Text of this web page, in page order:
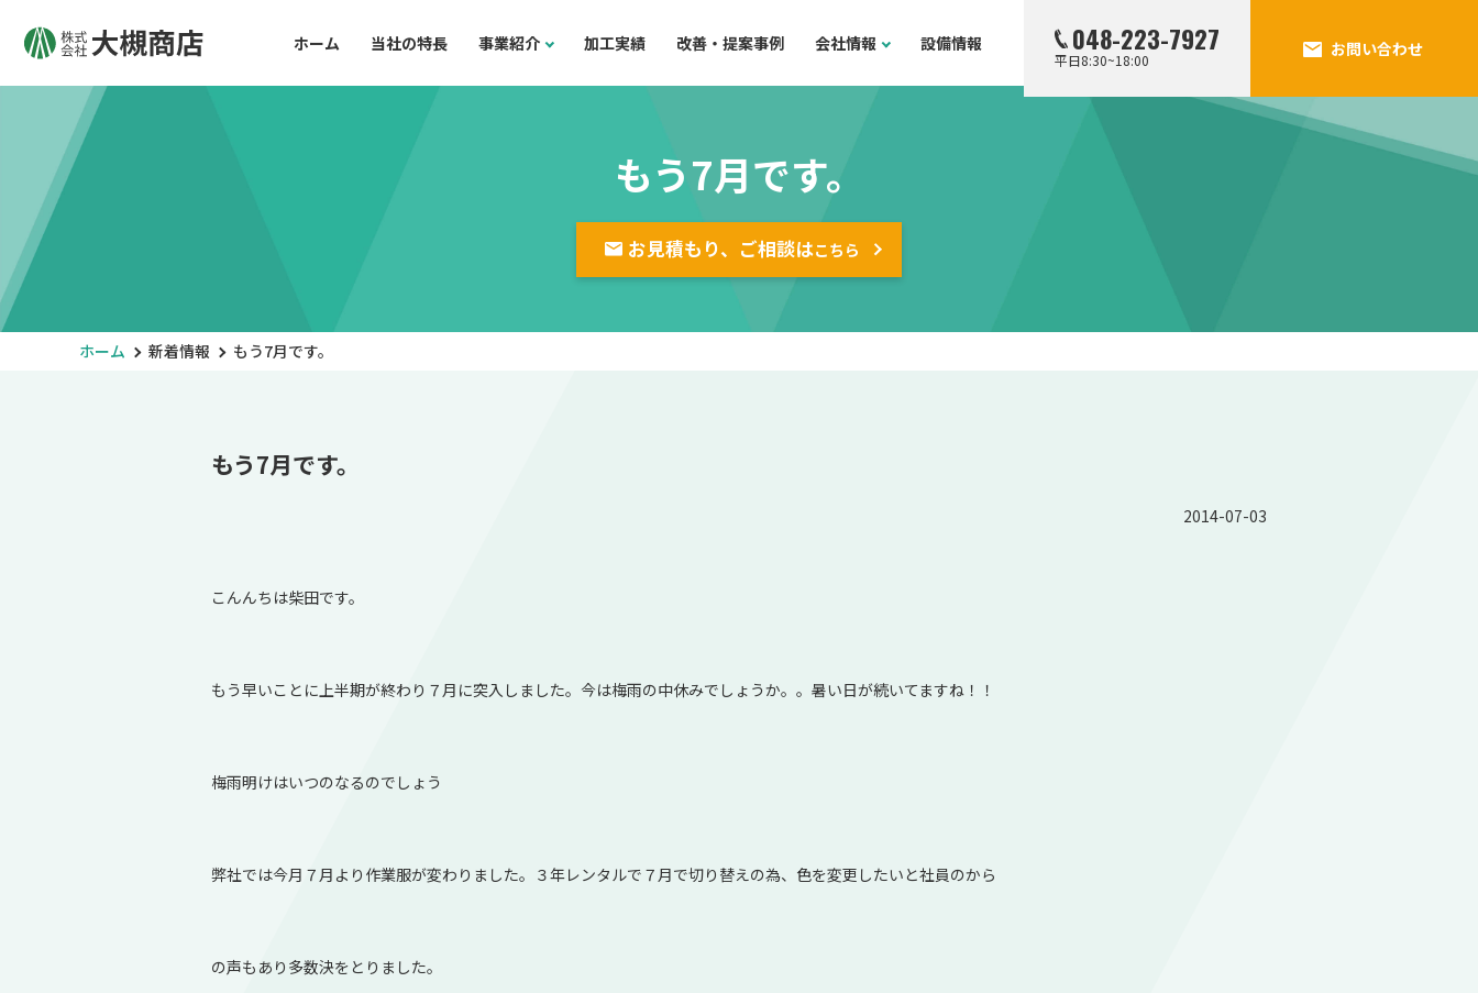
ホーム 当社の特長 事業紹介 加工実績 改善・提案事例 会社情報 設備情報 048-223-7927
平日8:30~18:00
お問い合わせ
もう7月です。
お見積もり、ご相談はこちら
ホーム 新着情報 もう7月です。
もう7月です。
2014-07-03
こんんちは柴田です。
もう早いことに上半期が終わり７月に突入しました。今は梅雨の中休みでしょうか。。暑い日が続いてますね！！
梅雨明けはいつのなるのでしょう
弊社では今月７月より作業服が変わりました。３年レンタルで７月で切り替えの為、色を変更したいと社員のから
の声もあり多数決をとりました。